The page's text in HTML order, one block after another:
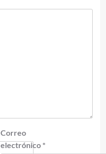
Correo
electrónico *